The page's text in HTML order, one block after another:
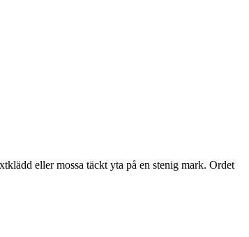
eller mossa täckt yta på en stenig mark. Ordet